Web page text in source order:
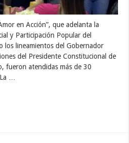
en Acción”, que adelanta la
y Participación Popular del
los lineamientos del Gobernador
del Presidente Constitucional de
fueron atendidas más de 30
…